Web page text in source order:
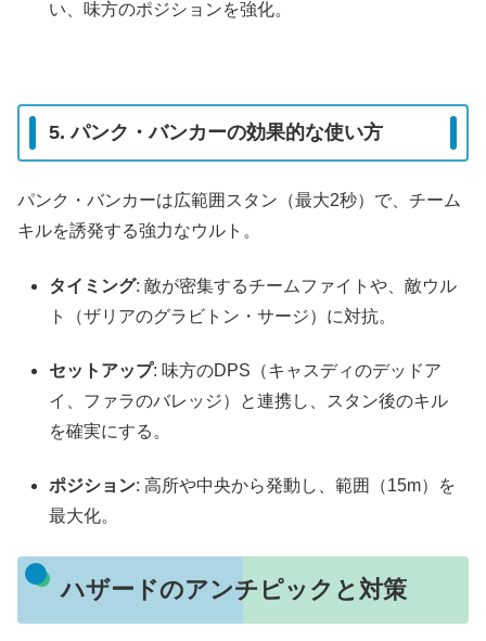
い、味方のポジションを強化。
5. パンク・バンカーの効果的な使い方
パンク・バンカーは広範囲スタン（最大2秒）で、チーム
キルを誘発する強力なウルト。
タイミング: 敵が密集するチームファイトや、敵ウル
ト（ザリアのグラビトン・サージ）に対抗。
セットアップ: 味方のDPS（キャスディのデッドア
イ、ファラのバレッジ）と連携し、スタン後のキル
を確実にする。
ポジション: 高所や中央から発動し、範囲（15m）を
最大化。
ハザードのアンチピックと対策